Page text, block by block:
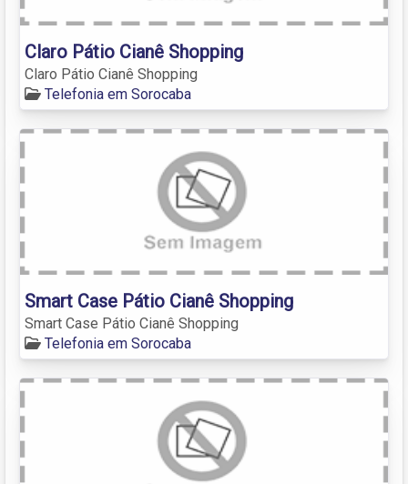
Claro Pátio Cianê Shopping
Claro Pátio Cianê Shopping
Telefonia em Sorocaba
Smart Case Pátio Cianê Shopping
Smart Case Pátio Cianê Shopping
Telefonia em Sorocaba